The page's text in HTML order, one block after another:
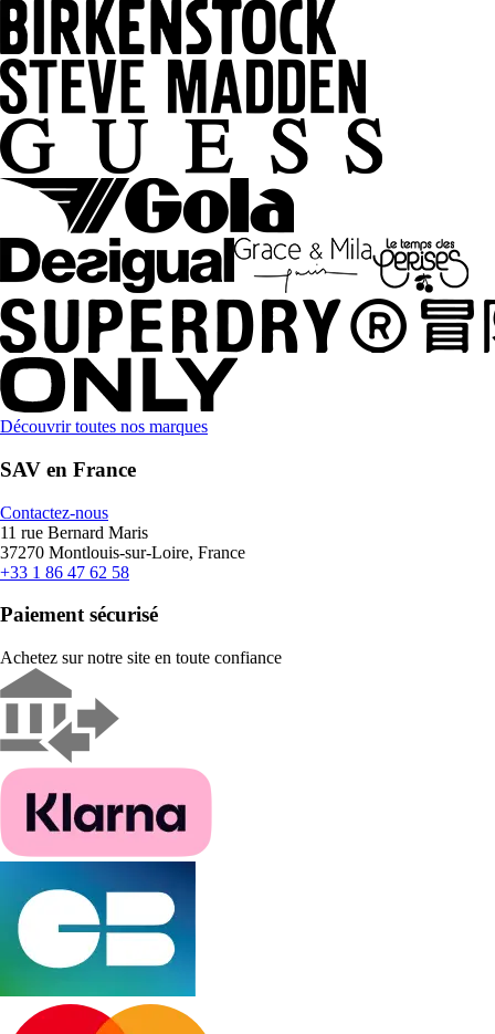
Découvrir toutes nos marques
SAV en France
Contactez-nous
11 rue Bernard Maris
37270 Montlouis-sur-Loire, France
+33 1 86 47 62 58
Paiement sécurisé
Achetez sur notre site en toute confiance